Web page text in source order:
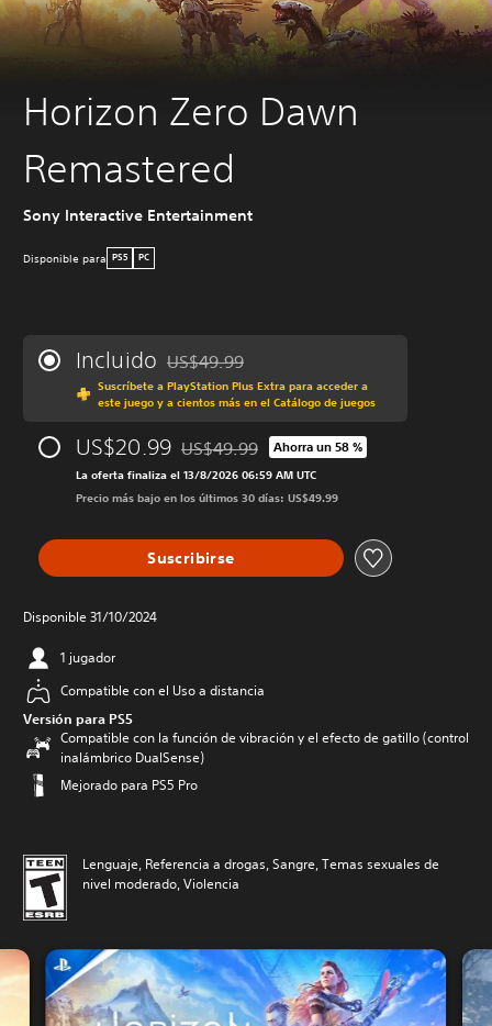
Horizon Zero Dawn
Remastered
Sony Interactive Entertainment
Disponible para PS5 PC
Incluido Rebajado del precio original de US$49.99
US$49.99
Suscríbete a PlayStation Plus Extra para acceder a
este juego y a cientos más en el Catálogo de juegos
US$20.99 Rebajado del precio original de US$49.99
US$49.99 Ahorra un 58 %
La oferta finaliza el 13/8/2026 06:59 AM UTC
Precio más bajo en los últimos 30 días: US$49.99
Suscribirse
Disponible 31/10/2024
1 jugador
Compatible con el Uso a distancia
Versión para PS5
Compatible con la función de vibración y el efecto de gatillo (control
inalámbrico DualSense)
Mejorado para PS5 Pro
Lenguaje, Referencia a drogas, Sangre, Temas sexuales de
nivel moderado, Violencia